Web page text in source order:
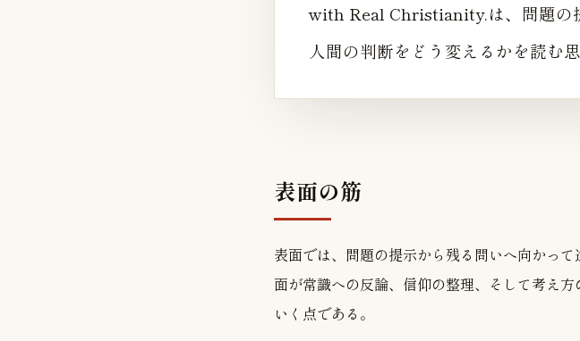
with Real Christianity.は、問題の
人間の判断をどう変えるかを読む
表面の筋
表面では、問題の提示から残る問いへ向かっ
面が常識への反論、信仰の整理、そして考え
いく点である。